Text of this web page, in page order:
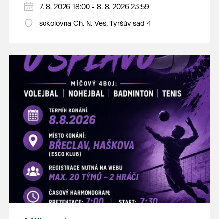
PÁTEK 7. srpna
18:00 - ruční stavění máje
14:00 - krojový průvod pro stárky od
hostince “U Buvola”
16:00 - odpolední zábava na sokolovně
21:00 - večerní zábava
K tanci a poslechu bude hrát DH
Lanžhotčané.
Těšíme se na Vás!
7. 8. 2026 18:00 - 8. 8. 2026 23:59
sokolovna Ch. N. Ves, Tyršův sad 4